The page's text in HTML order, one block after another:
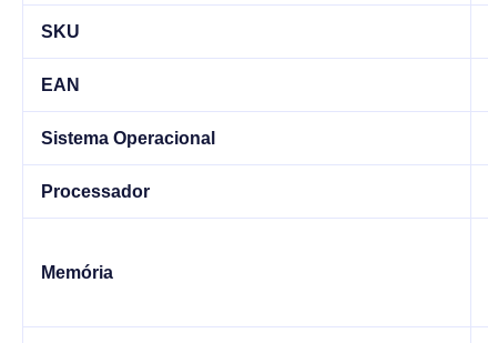
SKU
EAN
Sistema Operacional
Processador
Memória